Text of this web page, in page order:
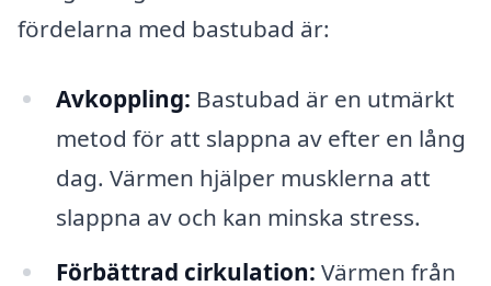
fördelarna med bastubad är:
Avkoppling: Bastubad är en utmärkt
metod för att slappna av efter en lång
dag. Värmen hjälper musklerna att
slappna av och kan minska stress.
Förbättrad cirkulation: Värmen från